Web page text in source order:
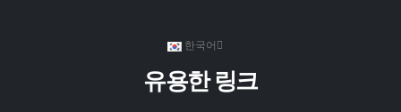
한국어
유용한 링크